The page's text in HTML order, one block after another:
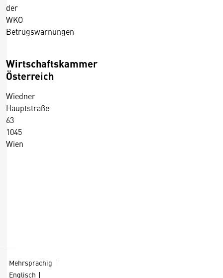
der
WKO
Betrugswarnungen
Wirtschaftskammer
Österreich
Wiedner
Hauptstraße
63
1045
Wien
Mehrsprachig
Englisch
e